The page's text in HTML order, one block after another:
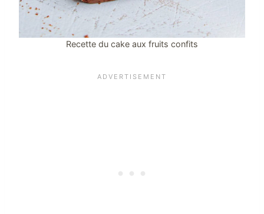
Recette du cake aux fruits confits